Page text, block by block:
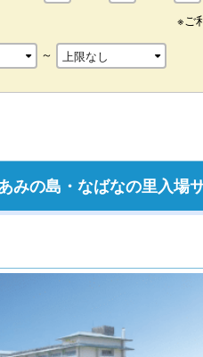
※ご
～
みの島・なばなの里入